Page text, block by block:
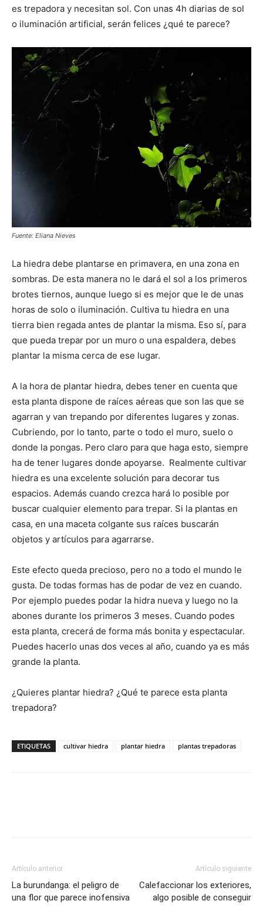
es trepadora y necesitan sol. Con unas 4h diarias de sol
o iluminación artificial, serán felices ¿qué te parece?
Fuente: Eliana Nieves
La hiedra debe plantarse en primavera, en una zona en
sombras. De esta manera no le dará el sol a los primeros
brotes tiernos, aunque luego si es mejor que le de unas
horas de solo o iluminación. Cultiva tu hiedra en una
tierra bien regada antes de plantar la misma. Eso sí, para
que pueda trepar por un muro o una espaldera, debes
plantar la misma cerca de ese lugar.
A la hora de plantar hiedra, debes tener en cuenta que
esta planta dispone de raíces aéreas que son las que se
agarran y van trepando por diferentes lugares y zonas.
Cubriendo, por lo tanto, parte o todo el muro, suelo o
donde la pongas. Pero claro para que haga esto, siempre
ha de tener lugares donde apoyarse. Realmente cultivar
hiedra es una excelente solución para decorar tus
espacios. Además cuando crezca hará lo posible por
buscar cualquier elemento para trepar. Si la plantas en
casa, en una maceta colgante sus raíces buscarán
objetos y artículos para agarrarse.
Este efecto queda precioso, pero no a todo el mundo le
gusta. De todas formas has de podar de vez en cuando.
Por ejemplo puedes podar la hidra nueva y luego no la
abones durante los primeros 3 meses. Cuando podes
esta planta, crecerá de forma más bonita y espectacular.
Puedes hacerlo unas dos veces al año, cuando ya es más
grande la planta.
¿Quieres plantar hiedra? ¿Qué te parece esta planta
trepadora?
ETIQUETAS cultivar hiedra plantar hiedra plantas trepadoras
Artículo anterior
La burundanga: el peligro de
una flor que parece inofensiva
Artículo siguiente
Calefaccionar los exteriores,
algo posible de conseguir